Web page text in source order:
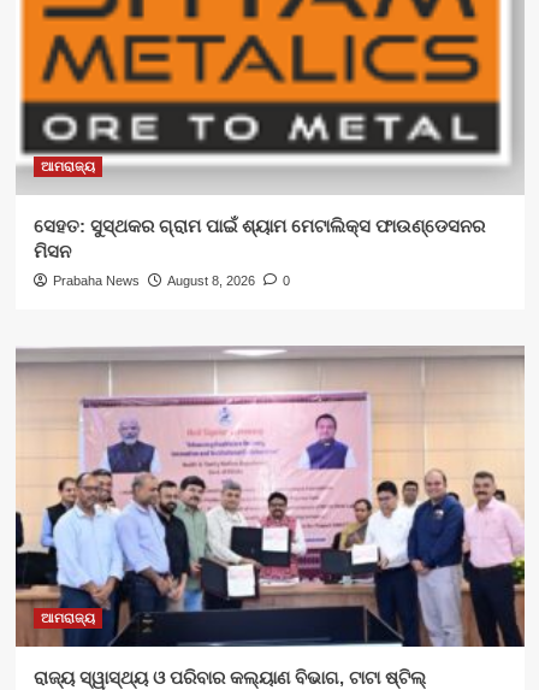
ଆମରାଜ୍ୟ
ସେହତ: ସୁସ୍ଥକର ଗ୍ରାମ ପାଇଁ ଶ୍ୟାମ ମେଟାଲିକ୍ସ ଫାଉଣ୍ଡେସନର
ମିସନ
Prabaha News August 8, 2026 0
ଆମରାଜ୍ୟ
ରାଜ୍ୟ ସ୍ୱାସ୍ଥ୍ୟ ଓ ପରିବାର କଲ୍ୟାଣ ବିଭାଗ, ଟାଟା ଷ୍ଟିଲ୍